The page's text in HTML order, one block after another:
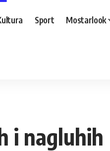
Sport Mostarlook
i nagluhih